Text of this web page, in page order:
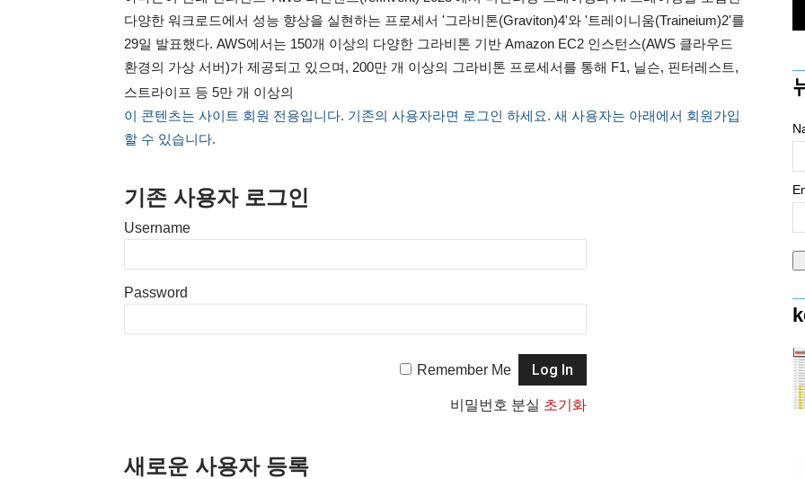
다양한 워크로드에서 성능 향상을 실현하는 프로세서 '그라비톤(Graviton)4'와 '트레이니움(Traineium)2'를
29일 발표했다. AWS에서는 150개 이상의 다양한 그라비톤 기반 Amazon EC2 인스턴스(AWS 클라우드
환경의 가상 서버)가 제공되고 있으며, 200만 개 이상의 그라비톤 프로세서를 통해 F1, 닐슨, 핀터레스트,
스트라이프 등 5만 개 이상의
이 콘텐츠는 사이트 회원 전용입니다. 기존의 사용자라면 로그인 하세요. 새 사용자는 아래에서 회원가입
할 수 있습니다.
기존 사용자 로그인
Username
Password
Remember Me
비밀번호 분실 초기화
새로운 사용자 등록